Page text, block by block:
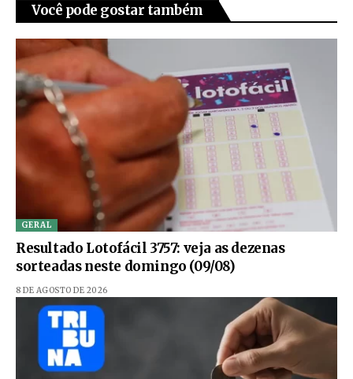
Você pode gostar também
GERAL
Resultado Lotofácil 3757: veja as dezenas
sorteadas neste domingo (09/08)
8 DE AGOSTO DE 2026